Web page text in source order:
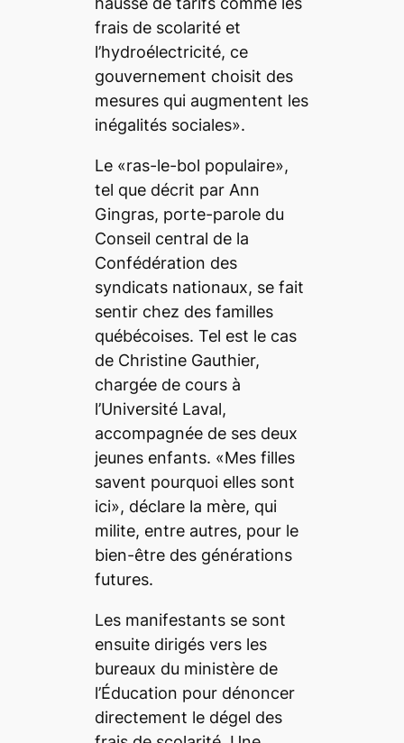
frais de scolarité et
l’hydroélectricité, ce
gouvernement choisit des
mesures qui augmentent les
inégalités sociales».
Le «ras-le-bol populaire»,
tel que décrit par Ann
Gingras, porte-parole du
Conseil central de la
Confédération des
syndicats nationaux, se fait
sentir chez des familles
québécoises. Tel est le cas
de Christine Gauthier,
chargée de cours à
l’Université Laval,
accompagnée de ses deux
jeunes enfants. «Mes filles
savent pourquoi elles sont
ici», déclare la mère, qui
milite, entre autres, pour le
bien-être des générations
futures.
Les manifestants se sont
ensuite dirigés vers les
bureaux du ministère de
l’Éducation pour dénoncer
directement le dégel des